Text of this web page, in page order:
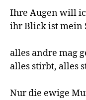
Ihre Augen will
ihr Blick ist mein
alles andre mag
alles stirbt, alles
Nur die ewige